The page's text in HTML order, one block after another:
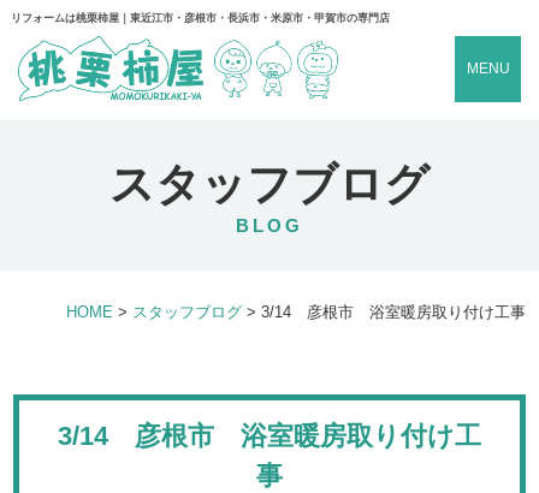
リフォームは桃栗柿屋｜東近江市・彦根市・長浜市・米原市・甲賀市の専門店
MENU
スタッフブログ
BLOG
HOME > スタッフブログ> 3/14 彦根市 浴室暖房取り付け工事
3/14 彦根市 浴室暖房取り付け工
事